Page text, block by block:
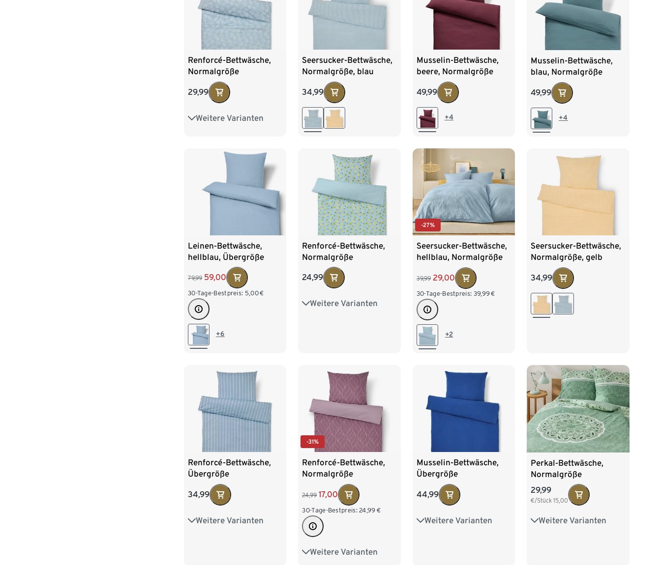
Renforcé-Bettwäsche,
Normalgröße
29,99
Weitere Varianten
Übergröße
Seersucker-Bettwäsche,
Normalgröße, blau
34,99
Musselin-Bettwäsche,
beere, Normalgröße
49,99
+4
Musselin-Bettwäsche,
blau, Normalgröße
49,99
+4
Leinen-Bettwäsche,
hellblau, Übergröße
79,99 59,00
30-Tage-Bestpreis: 5,00€
+6
Renforcé-Bettwäsche,
Normalgröße
24,99
Weitere Varianten
Übergröße
-27%
Seersucker-Bettwäsche,
hellblau, Normalgröße
39,99 29,00
30-Tage-Bestpreis: 39,99€
+2
Seersucker-Bettwäsche,
Normalgröße, gelb
34,99
Renforcé-Bettwäsche,
Übergröße
34,99
Weitere Varianten
Normalgröße
-31%
Renforcé-Bettwäsche,
Normalgröße
24,99 17,00
30-Tage-Bestpreis: 24,99 €
Weitere Varianten
Übergröße
Musselin-Bettwäsche,
Übergröße
44,99
Weitere Varianten
Normalgröße
Perkal-Bettwäsche,
Normalgröße
29,99
€/Stück15,00
Weitere Varianten
Übergröße